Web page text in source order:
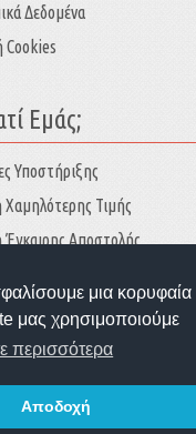
μια κορυφαία
μας χρησιμοποιούμε
περισσότερα
Αποδοχή
Δεδομένα
Cookies
Εμάς;
Υποστήριξης
Τιμής
Έγκαιρης Αποστολής
© 2022GameExplorers
περιλαμβάνουν ΦΠΑ 24%